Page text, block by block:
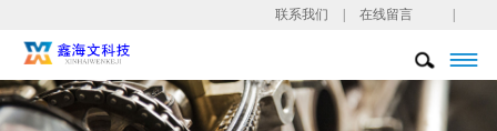
联系我们 在线留言
